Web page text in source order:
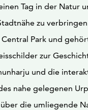
Tag in der Natur
zu
Park und
zur
und die
nahe gelegenen
die umliegende